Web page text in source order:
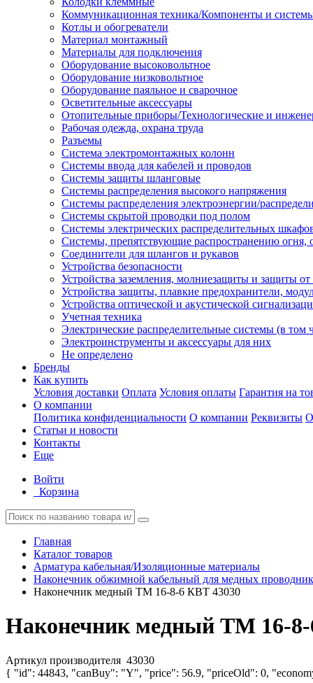
Коммуникационная техника/Компоненты и
Котлы и обогреватели
Материал монтажный
Материалы для подключения
Оборудование высоковольтное
Оборудование низковольтное
Оборудование паяльное и сварочное
Осветительные аксессуары
Отопительные приборы/Технологические и
Рабочая одежда, охрана труда
Разъемы
Система электромонтажных колонн
Системы ввода для кабелей и проводов
Системы защиты шланговые
Системы распределения высокого напряжения
Системы распределения электроэнергии/
Системы скрытой проводки под полом
Системы электрических распределительных
Системы, препятствующие распространению огня,
Соединители для шлангов и рукавов
Устройства безопасности
Устройства заземления, молниезащиты и защиты
Устройства защиты, плавкие предохранители,
Устройства оптической и акустической
Учетная техника
Электрические распределительные системы (в том
Электроинструменты и аксессуары для них
Не определено
Бренды
Как купить
Условия доставки Оплата Условия оплаты Гарантия на
О компании
Политика конфиденциальности О компании Реквизиты
Статьи и новости
Контакты
Еще
Войти
Корзина
Главная
Каталог товаров
Арматура кабельная/Изоляционные материалы
Наконечник обжимной кабельный для медных
Наконечник медный ТМ 16-8-6 КВТ 43030
Наконечник медный ТМ 16-
Артикул производителя 43030
{ "id": 44843, "canBuy": "Y", "price": 56.9, "priceOld": 0,